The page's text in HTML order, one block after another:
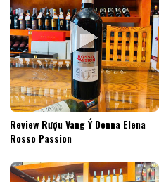
Review Rượu Vang Ý Donna Elena
Rosso Passion